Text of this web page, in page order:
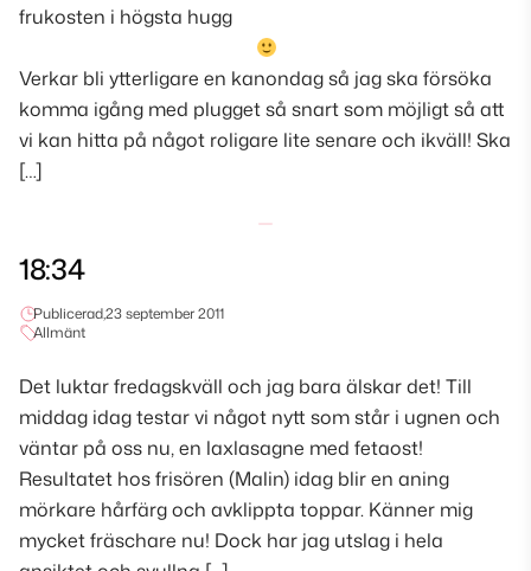
frukosten i högsta hugg
Verkar bli ytterligare en kanondag så jag ska försöka
komma igång med plugget så snart som möjligt så att
vi kan hitta på något roligare lite senare och ikväll! Ska
[…]
18:34
Publicerad,23 september 2011
Allmänt
Det luktar fredagskväll och jag bara älskar det! Till
middag idag testar vi något nytt som står i ugnen och
väntar på oss nu, en laxlasagne med fetaost!
Resultatet hos frisören (Malin) idag blir en aning
mörkare hårfärg och avklippta toppar. Känner mig
mycket fräschare nu! Dock har jag utslag i hela